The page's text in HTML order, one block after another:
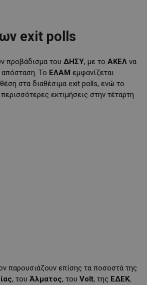
exit polls
προβάδισμα του ΔΗΣΥ, με το ΑΚΕΛ να
απόσταση. Το ΕΛΑΜ εμφανίζεται
στα διαθέσιμα exit polls, ενώ το
περισσότερες εκτιμήσεις στην τέταρτη
παρουσιάζουν επίσης τα ποσοστά της
, του Άλματος, του Volt, της ΕΔΕΚ,